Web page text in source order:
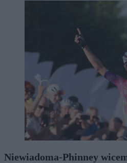
Niewiadoma-Phinney